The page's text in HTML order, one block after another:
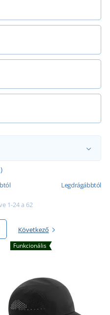
Legdrágábbtól
1-24 a 62
Következő
Funkcionális